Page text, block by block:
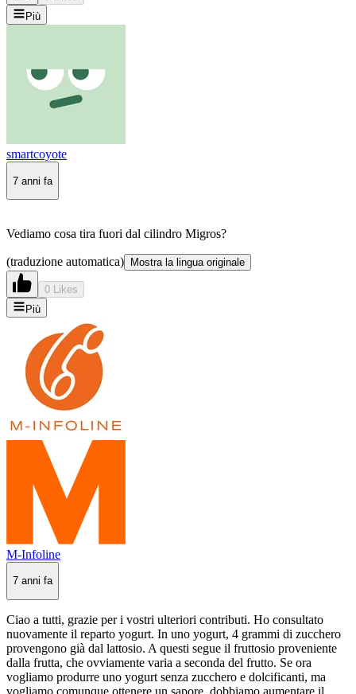
Più
smartcoyote
7 anni fa
Vediamo cosa tira fuori dal cilindro Migros?
(traduzione automatica) Mostra la lingua originale
0 Likes
Più
M-Infoline
7 anni fa
Ciao a tutti, grazie per i vostri ulteriori contributi. Ho consultato
nuovamente il reparto yogurt. In uno yogurt, 4 grammi di zucchero
provengono già dal lattosio. A questi segue il fruttosio proveniente
dalla frutta, che ovviamente varia a seconda del frutto. Se ora
vogliamo produrre uno yogurt senza zucchero e dolcificanti, ma
vogliamo comunque ottenere un sapore, dobbiamo aumentare il